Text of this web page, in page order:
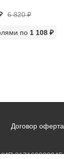
6 820₽
по 1 108 ₽
Договор оферта